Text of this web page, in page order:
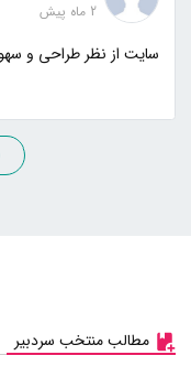
2 ماه پیش
سایت از نظر طراحی و
مطالب منتخب سردبیر